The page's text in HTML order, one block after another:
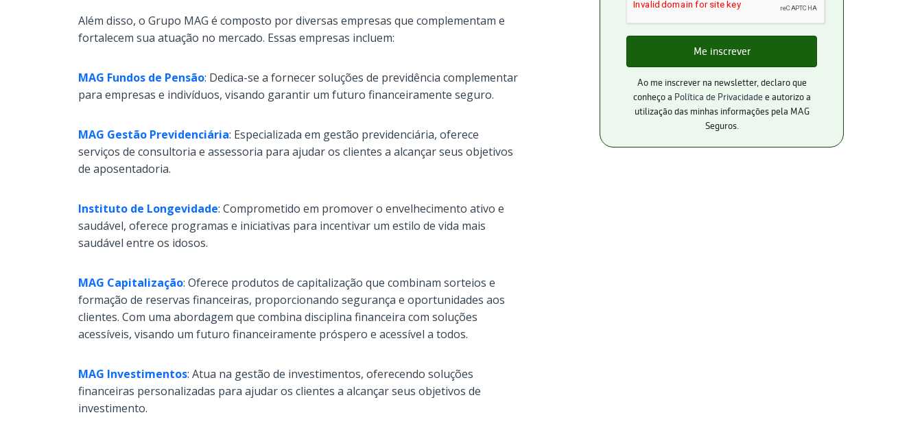
Além disso, o Grupo MAG é composto por diversas empresas que complementam e
fortalecem sua atuação no mercado. Essas empresas incluem:
MAG Fundos de Pensão: Dedica-se a fornecer soluções de previdência complementar
para empresas e indivíduos, visando garantir um futuro financeiramente seguro.
MAG Gestão Previdenciária: Especializada em gestão previdenciária, oferece
serviços de consultoria e assessoria para ajudar os clientes a alcançar seus objetivos
de aposentadoria.
Instituto de Longevidade: Comprometido em promover o envelhecimento ativo e
saudável, oferece programas e iniciativas para incentivar um estilo de vida mais
saudável entre os idosos.
MAG Capitalização: Oferece produtos de capitalização que combinam sorteios e
formação de reservas financeiras, proporcionando segurança e oportunidades aos
clientes. Com uma abordagem que combina disciplina financeira com soluções
acessíveis, visando um futuro financeiramente próspero e acessível a todos.
MAG Investimentos: Atua na gestão de investimentos, oferecendo soluções
financeiras personalizadas para ajudar os clientes a alcançar seus objetivos de
investimento.
Ao me inscrever na newsletter, declaro que
conheço a Política de Privacidade e autorizo a
utilização das minhas informações pela MAG
Seguros.